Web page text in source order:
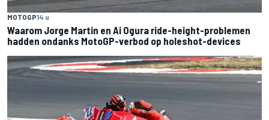
MOTOGP14 u
Waarom Jorge Martin en Ai Ogura ride-height-problemen
hadden ondanks MotoGP-verbod op holeshot-devices